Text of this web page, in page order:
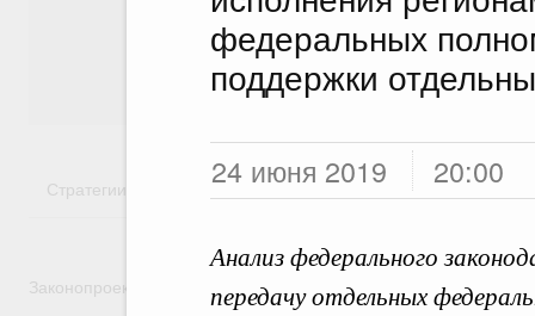
федеральных
поддержки
24 июня 2019 20:00
Анализ федерального
передачу отдельных
Образование
Культура
Общество
Государство
Стратегии Государственные программы
Законопроектная деятельность